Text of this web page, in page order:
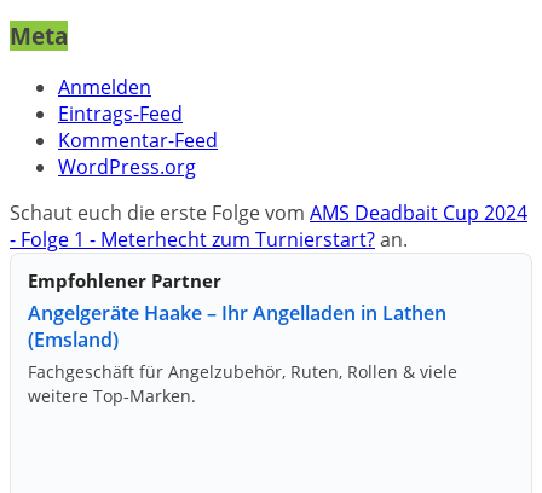
Meta
Anmelden
Eintrags-Feed
Kommentar-Feed
WordPress.org
Schaut euch die erste Folge vom AMS Deadbait Cup 2024
- Folge 1 - Meterhecht zum Turnierstart?an.
Empfohlener Partner
Angelgeräte Haake – Ihr Angelladen in Lathen
(Emsland)
Fachgeschäft für Angelzubehör, Ruten, Rollen & viele
weitere Top‑Marken.